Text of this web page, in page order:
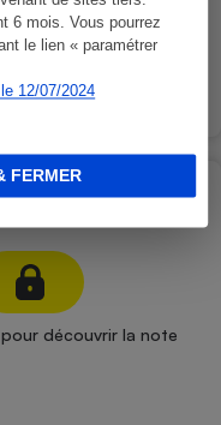
6 mois. Vous pourrez
le lien « paramétrer
12/07/2024
FERMER
découvrir la note
découvrir la note